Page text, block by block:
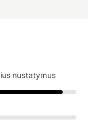
nustatymus